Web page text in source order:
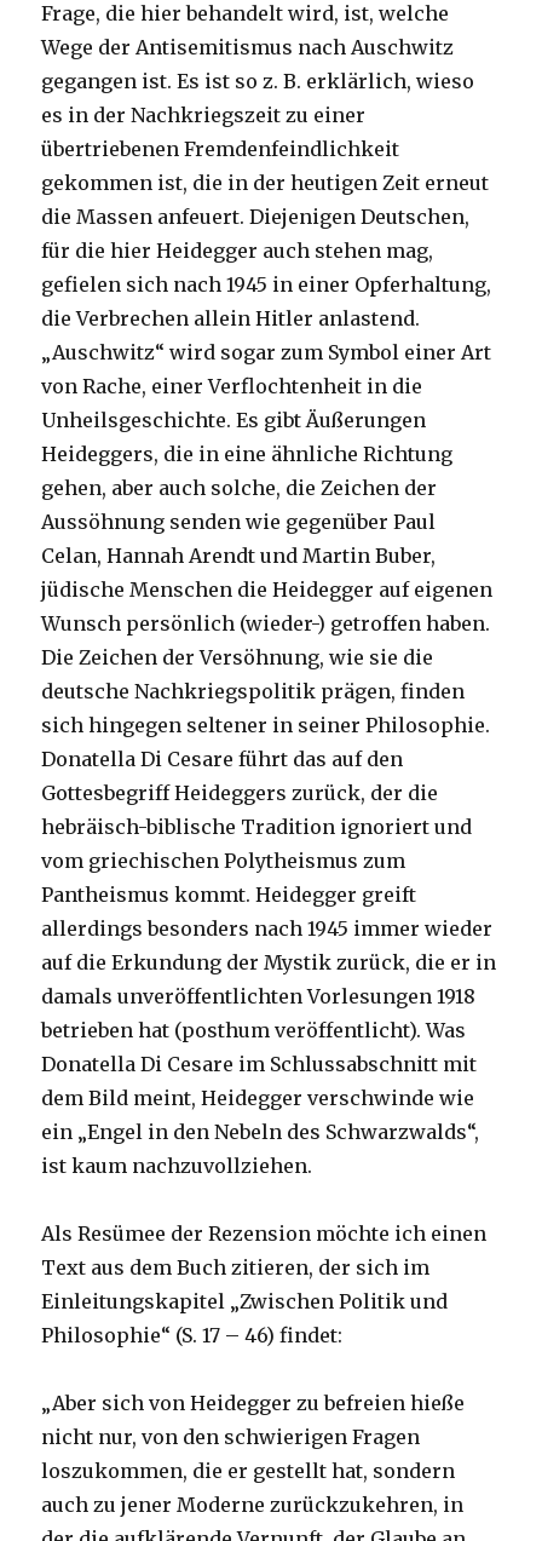
Frage, die hier behandelt wird, ist, welche
Wege der Antisemitismus nach Auschwitz
gegangen ist. Es ist so z. B. erklärlich, wieso
es in der Nachkriegszeit zu einer
übertriebenen Fremdenfeindlichkeit
gekommen ist, die in der heutigen Zeit erneut
die Massen anfeuert. Diejenigen Deutschen,
für die hier Heidegger auch stehen mag,
gefielen sich nach 1945 in einer Opferhaltung,
die Verbrechen allein Hitler anlastend.
„Auschwitz“ wird sogar zum Symbol einer Art
von Rache, einer Verflochtenheit in die
Unheilsgeschichte. Es gibt Äußerungen
Heideggers, die in eine ähnliche Richtung
gehen, aber auch solche, die Zeichen der
Aussöhnung senden wie gegenüber Paul
Celan, Hannah Arendt und Martin Buber,
jüdische Menschen die Heidegger auf eigenen
Wunsch persönlich (wieder-) getroffen haben.
Die Zeichen der Versöhnung, wie sie die
deutsche Nachkriegspolitik prägen, finden
sich hingegen seltener in seiner Philosophie.
Donatella Di Cesare führt das auf den
Gottesbegriff Heideggers zurück, der die
hebräisch-biblische Tradition ignoriert und
vom griechischen Polytheismus zum
Pantheismus kommt. Heidegger greift
allerdings besonders nach 1945 immer wieder
auf die Erkundung der Mystik zurück, die er in
damals unveröffentlichten Vorlesungen 1918
betrieben hat (posthum veröffentlicht). Was
Donatella Di Cesare im Schlussabschnitt mit
dem Bild meint, Heidegger verschwinde wie
ein „Engel in den Nebeln des Schwarzwalds“,
ist kaum nachzuvollziehen.
Als Resümee der Rezension möchte ich einen
Text aus dem Buch zitieren, der sich im
Einleitungskapitel „Zwischen Politik und
Philosophie“ (S. 17 – 46) findet:
„Aber sich von Heidegger zu befreien hieße
nicht nur, von den schwierigen Fragen
loszukommen, die er gestellt hat, sondern
auch zu jener Moderne zurückzukehren, in